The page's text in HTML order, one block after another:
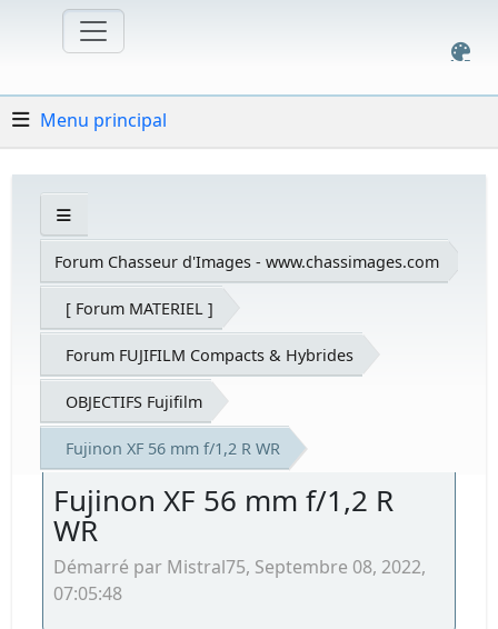
Menu principal
Forum Chasseur d'Images - www.chassimages.com
[ Forum MATERIEL ]
Forum FUJIFILM Compacts & Hybrides
OBJECTIFS Fujifilm
Fujinon XF 56 mm f/1,2 R WR
Fujinon XF 56 mm f/1,2 R
WR
Démarré par Mistral75, Septembre 08, 2022,
07:05:48